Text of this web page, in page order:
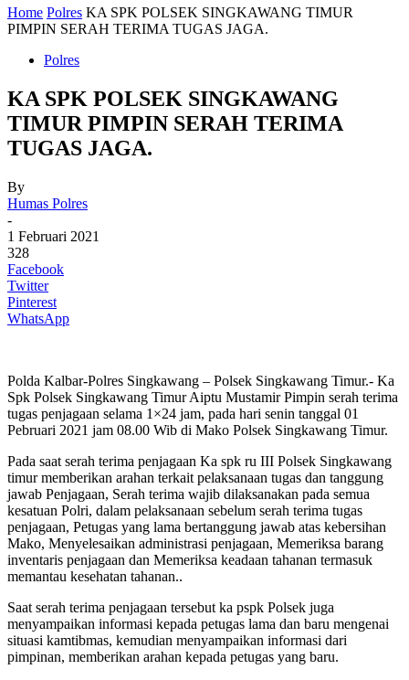
Home Polres KA SPK POLSEK SINGKAWANG TIMUR
PIMPIN SERAH TERIMA TUGAS JAGA.
Polres
KA SPK POLSEK SINGKAWANG
TIMUR PIMPIN SERAH TERIMA
TUGAS JAGA.
By
Humas Polres
-
1 Februari 2021
328
Facebook
Twitter
Pinterest
WhatsApp
Polda Kalbar-Polres Singkawang – Polsek Singkawang Timur.- Ka
Spk Polsek Singkawang Timur Aiptu Mustamir Pimpin serah terima
tugas penjagaan selama 1×24 jam, pada hari senin tanggal 01
Pebruari 2021 jam 08.00 Wib di Mako Polsek Singkawang Timur.
Pada saat serah terima penjagaan Ka spk ru III Polsek Singkawang
timur memberikan arahan terkait pelaksanaan tugas dan tanggung
jawab Penjagaan, Serah terima wajib dilaksanakan pada semua
kesatuan Polri, dalam pelaksanaan sebelum serah terima tugas
penjagaan, Petugas yang lama bertanggung jawab atas kebersihan
Mako, Menyelesaikan administrasi penjagaan, Memeriksa barang
inventaris penjagaan dan Memeriksa keadaan tahanan termasuk
memantau kesehatan tahanan..
Saat serah terima penjagaan tersebut ka pspk Polsek juga
menyampaikan informasi kepada petugas lama dan baru mengenai
situasi kamtibmas, kemudian menyampaikan informasi dari
pimpinan, memberikan arahan kepada petugas yang baru.